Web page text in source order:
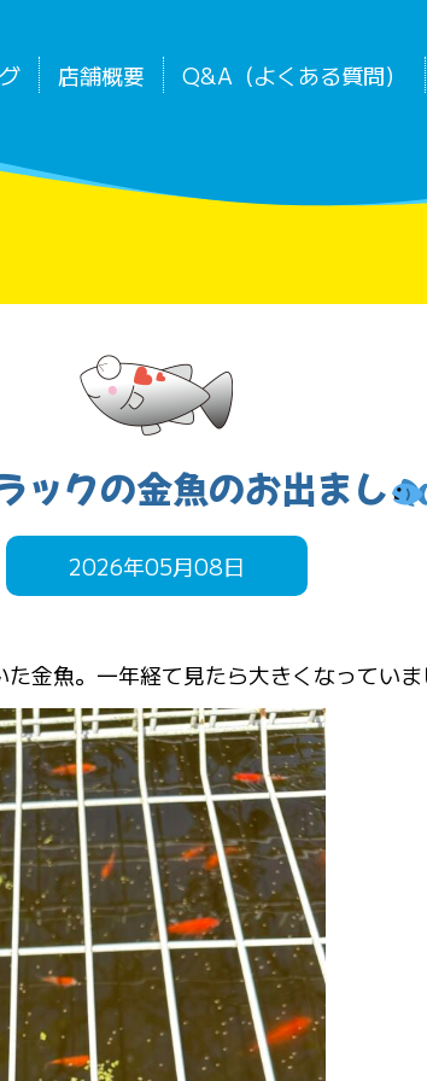
店舗概要 Q&A（よくある質問）
ックの金魚のお出まし
2026年05月08日
金魚。一年経て見たら大きくなってい